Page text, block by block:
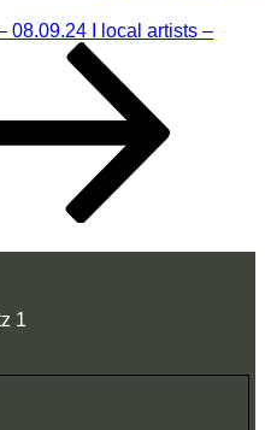
08.09.24 I local artists –
1